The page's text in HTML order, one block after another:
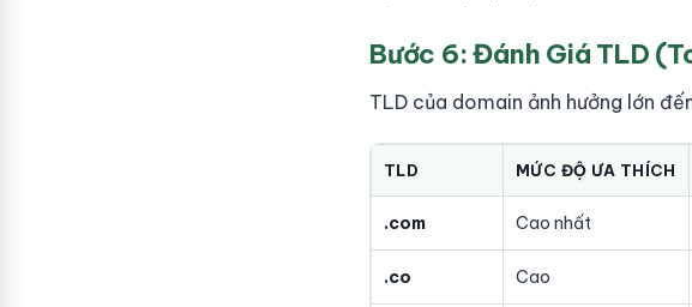
Bước 6: Đánh Giá TLD
TLD của domain ảnh hưởng lớn
TLD MỨC ĐỘ ƯA THÍCH
.com Cao nhất
.co Cao